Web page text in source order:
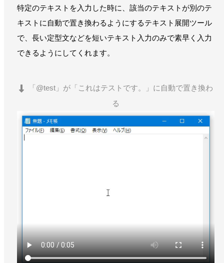
特定のテキストを入力した時に、該当のテキストが別のテ
キストに自動で置き換わるようにするテキスト展開ツール
で、長い定型文などを短いテキスト入力のみで素早く入力
できるようにしてくれます。
「@test」が「これはテストです。」に自動で置き換わ
る